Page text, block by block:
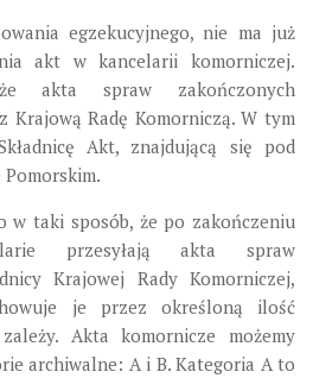
egzekucyjnego, nie ma już
akt w kancelarii komorniczej.
akta spraw zakończonych
Krajową Radę Komorniczą. W tym
Akt, znajdującą się pod
w taki sposób, że po zakończeniu
przesyłają akta spraw
Krajowej Rady Komorniczej,
je przez określoną ilość
Akta komornicze możemy
archiwalne: A i B. Kategoria A to